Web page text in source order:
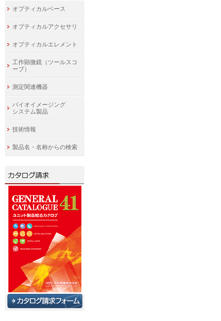
オプティカルベース
オプティカルアクセサリ
オプティカルエレメント
工作顕微鏡（ツールスコ
ープ）
測定関連機器
バイオイメージング
システム製品
技術情報
製品名・名称からの検索